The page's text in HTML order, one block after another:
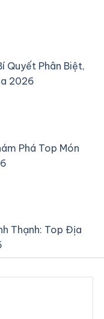
Quyết Phân Biệt,
2026
Phá Top Món
Thạnh: Top Địa